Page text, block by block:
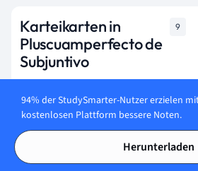
Karteikarten in
Pluscuamperfecto de
Subjuntivo
9
Lerne jetzt
Was ist das Pluscuamperfecto de
94% der StudySmarter-Nutzer erzielen
kostenlosen Plattform bessere Noten.
Herunterladen